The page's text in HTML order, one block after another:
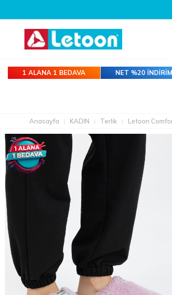
1 ALANA 1 BEDAVA NET %20 İNDİRİM
Anasayfa KADIN Terlik Letoon